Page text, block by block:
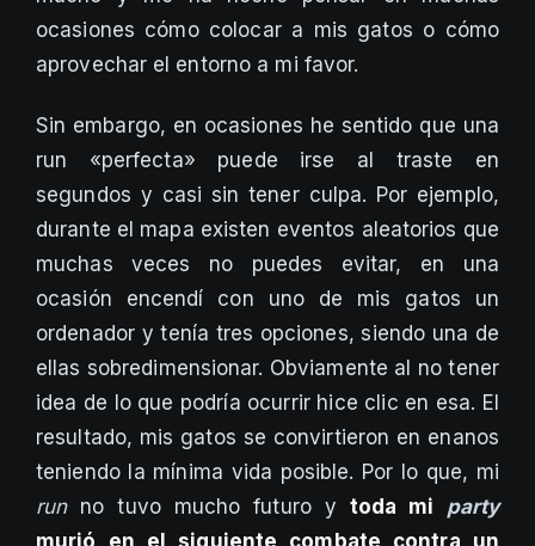
ocasiones cómo colocar a mis gatos o cómo
aprovechar el entorno a mi favor.
Sin embargo, en ocasiones he sentido que una
run «perfecta» puede irse al traste en
segundos y casi sin tener culpa. Por ejemplo,
durante el mapa existen eventos aleatorios que
muchas veces no puedes evitar, en una
ocasión encendí con uno de mis gatos un
ordenador y tenía tres opciones, siendo una de
ellas sobredimensionar. Obviamente al no tener
idea de lo que podría ocurrir hice clic en esa. El
resultado, mis gatos se convirtieron en enanos
teniendo la mínima vida posible. Por lo que, mi
runno tuvo mucho futuro y toda mi party